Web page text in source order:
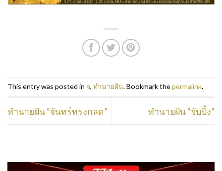
This entry was posted in จ, ทำนายฝัน. Bookmark thepermalink.
ทำนายฝัน “จันทร์ทรงกลด” ทำนายฝัน “จับปิ้ง”